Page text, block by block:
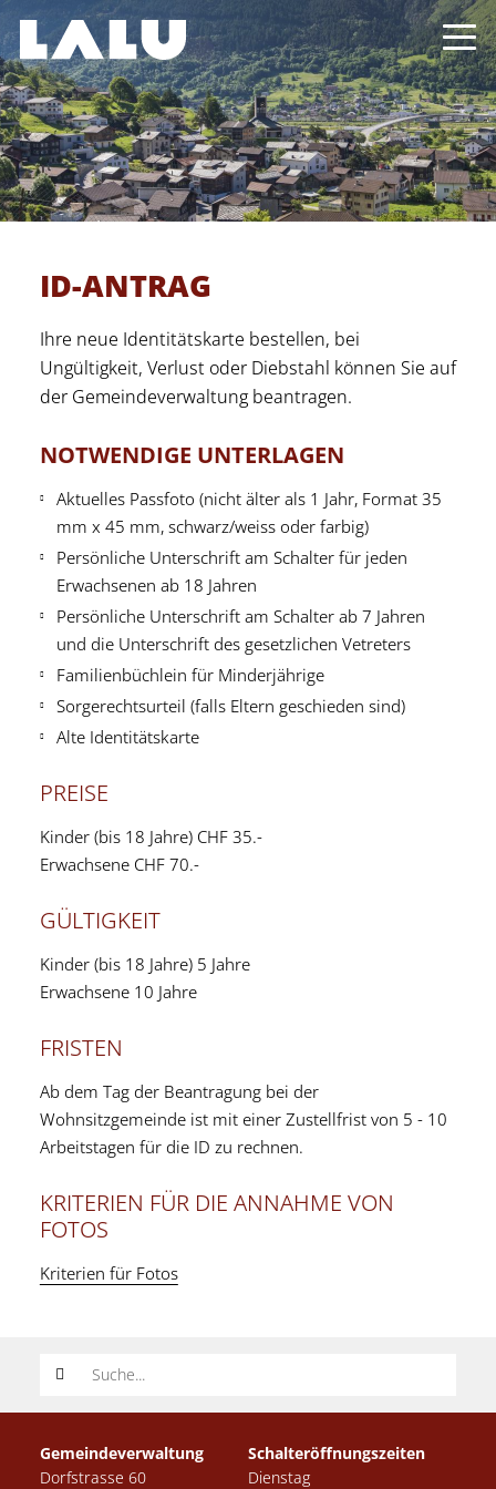
ID-ANTRAG
Ihre neue Identitätskarte bestellen, bei
Ungültigkeit, Verlust oder Diebstahl können Sie auf
der Gemeindeverwaltung beantragen.
NOTWENDIGE UNTERLAGEN
Aktuelles Passfoto (nicht älter als 1 Jahr, Format 35
mm x 45 mm, schwarz/weiss oder farbig)
Persönliche Unterschrift am Schalter für jeden
Erwachsenen ab 18 Jahren
Persönliche Unterschrift am Schalter ab 7 Jahren
und die Unterschrift des gesetzlichen Vetreters
Familienbüchlein für Minderjährige
Sorgerechtsurteil (falls Eltern geschieden sind)
Alte Identitätskarte
PREISE
Kinder (bis 18 Jahre) CHF 35.-
Erwachsene CHF 70.-
GÜLTIGKEIT
Kinder (bis 18 Jahre) 5 Jahre
Erwachsene 10 Jahre
FRISTEN
Ab dem Tag der Beantragung bei der
Wohnsitzgemeinde ist mit einer Zustellfrist von 5 - 10
Arbeitstagen für die ID zu rechnen.
KRITERIEN FÜR DIE ANNAHME VON
FOTOS
Kriterien für Fotos
Suchwort
Gemeindeverwaltung
Dorfstrasse 60
Schalteröffnungszeiten
Dienstag